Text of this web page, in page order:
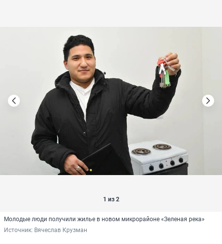
1 из 2
Молодые люди получили жилье в новом микрорайоне «Зеленая река»
Источник: Вячеслав Крузман